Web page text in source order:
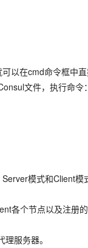
以在cmd命令框中
文件，执行命
模式和Client
各个节点以及注册
服务器。